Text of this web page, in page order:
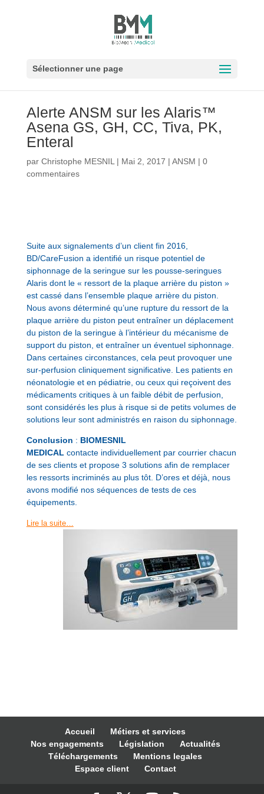
Sélectionner une page
Alerte ANSM sur les Alaris™
Asena GS, GH, CC, Tiva, PK,
Enteral
par Christophe MESNIL | Mai 2, 2017 | ANSM | 0
commentaires
Suite aux signalements d’un client fin 2016,
BD/CareFusion a identifié un risque potentiel de
siphonnage de la seringue sur les pousse-seringues
Alaris dont le « ressort de la plaque arrière du piston »
est cassé dans l’ensemble plaque arrière du piston.
Nous avons déterminé qu’une rupture du ressort de la
plaque arrière du piston peut entraîner un déplacement
du piston de la seringue à l’intérieur du mécanisme de
support du piston, et entraîner un éventuel siphonnage.
Dans certaines circonstances, cela peut provoquer une
sur-perfusion cliniquement significative. Les patients en
néonatologie et en pédiatrie, ou ceux qui reçoivent des
médicaments critiques à un faible débit de perfusion,
sont considérés les plus à risque si de petits volumes de
solutions leur sont administrés en raison du siphonnage.
Conclusion : BIOMESNIL
MEDICAL contacte individuellement par courrier chacun
de ses clients et propose 3 solutions afin de remplacer
les ressorts incriminés au plus tôt. D’ores et déjà, nous
avons modifié nos séquences de tests de ces
équipements.
Lire la suite…
Accueil
Métiers et services
Nos engagements
Législation
Actualités
Téléchargements
Mentions legales
Espace client
Contact